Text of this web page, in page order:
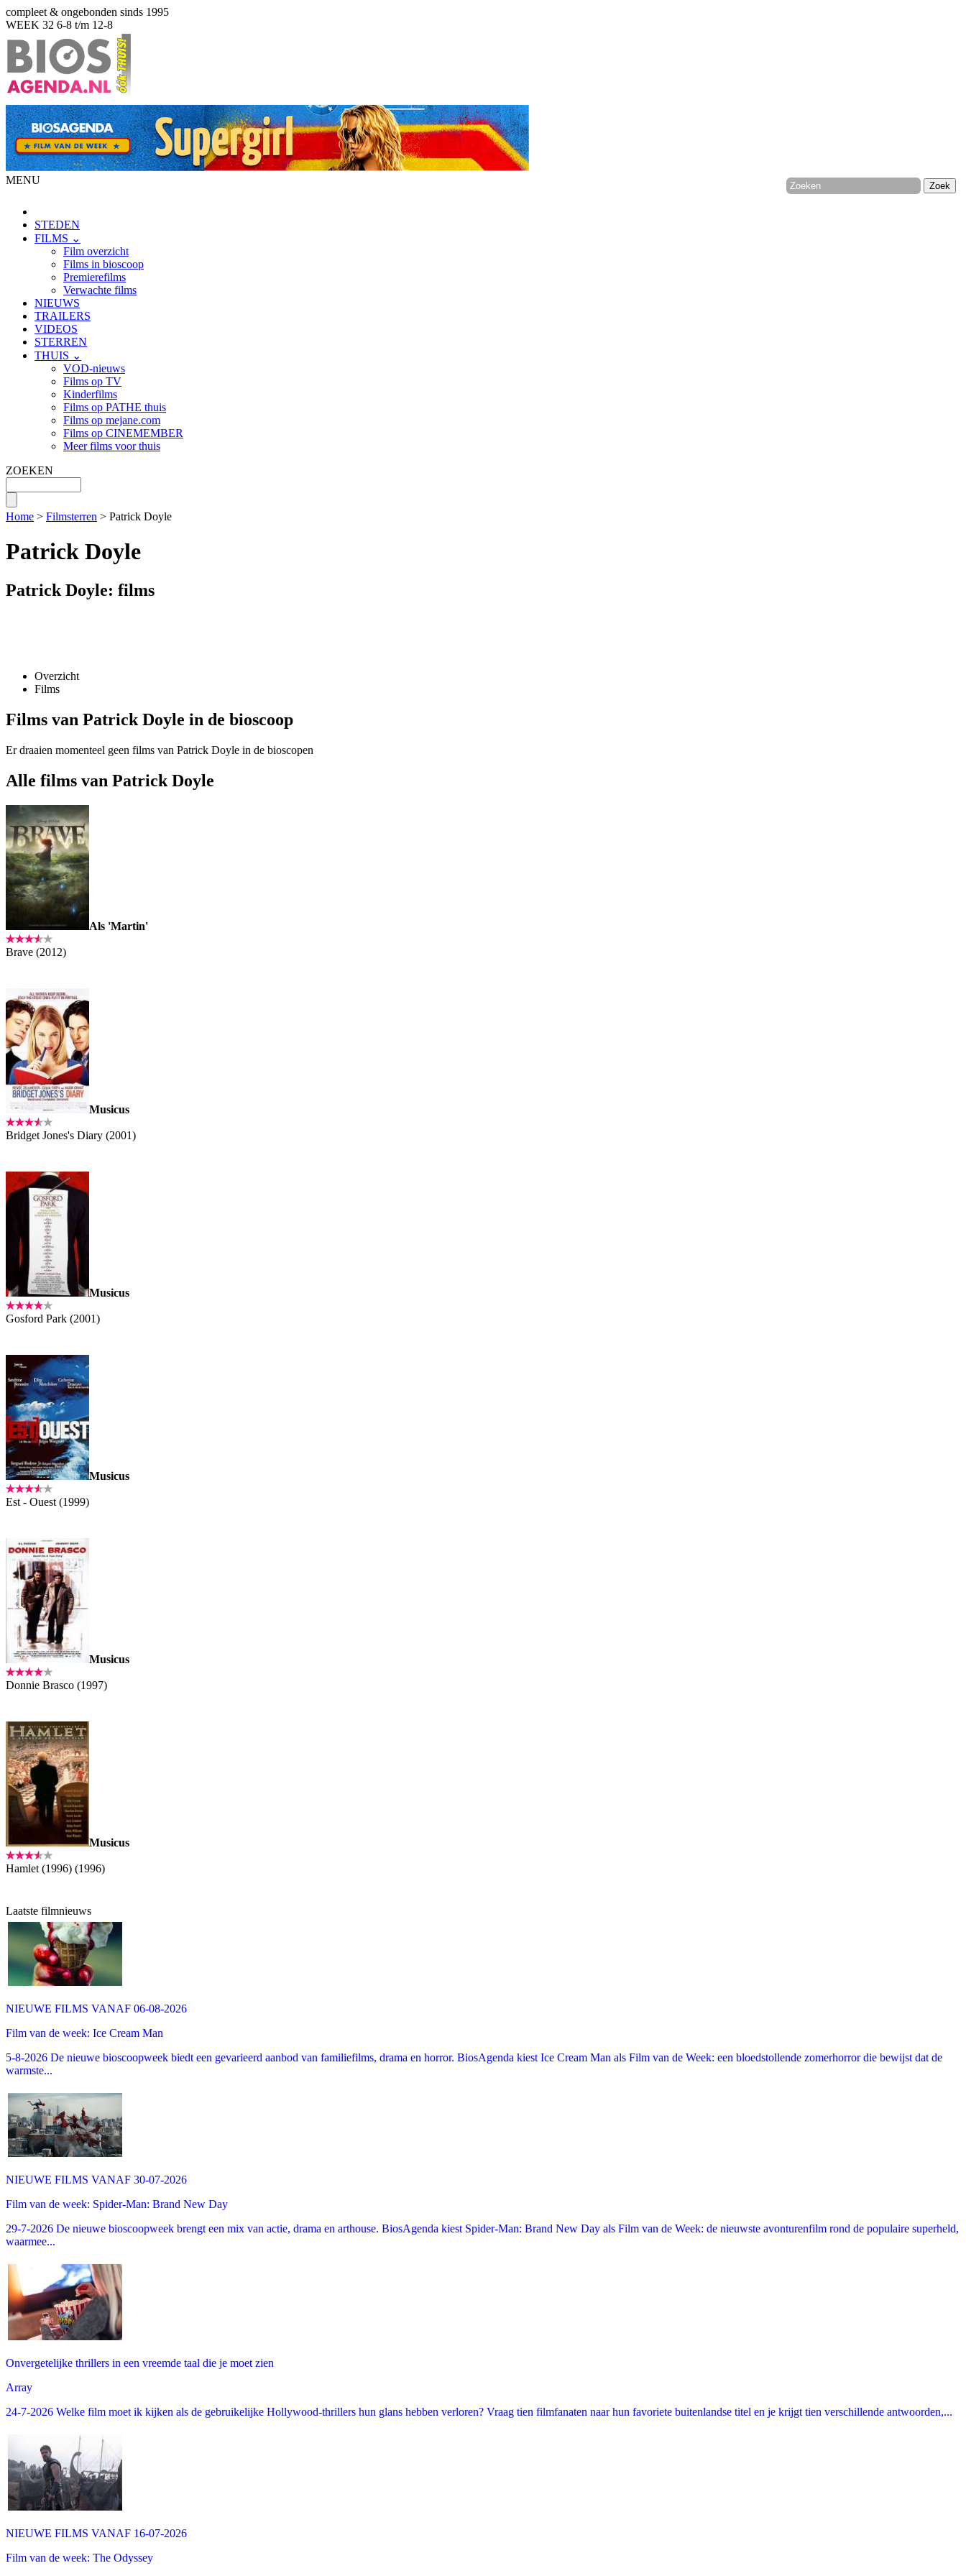
compleet & ongebonden sinds 1995
WEEK 32 6-8 t/m 12-8
MENU
STEDEN
FILMS ⌄
Film overzicht
Films in bioscoop
Premierefilms
Verwachte films
NIEUWS
TRAILERS
VIDEOS
STERREN
THUIS ⌄
VOD-nieuws
Films op TV
Kinderfilms
Films op PATHE thuis
Films op mejane.com
Films op CINEMEMBER
Meer films voor thuis
ZOEKEN
Home > Filmsterren > Patrick Doyle
Patrick Doyle
Patrick Doyle: films
Overzicht
Films
Films van Patrick Doyle in de bioscoop
Er draaien momenteel geen films van Patrick Doyle in de bioscopen
Alle films van Patrick Doyle
Als 'Martin'
Brave (2012)
Musicus
Bridget Jones's Diary (2001)
Musicus
Gosford Park (2001)
Musicus
Est - Ouest (1999)
Musicus
Donnie Brasco (1997)
Musicus
Hamlet (1996) (1996)
Laatste filmnieuws
NIEUWE FILMS VANAF 06-08-2026
Film van de week: Ice Cream Man
5-8-2026 De nieuwe bioscoopweek biedt een gevarieerd aanbod van familiefilms, drama en horror. BiosAgenda kiest Ice Cream Man als Film van de Week: een bloedstollende zomerhorror die bewijst dat de
warmste...
NIEUWE FILMS VANAF 30-07-2026
Film van de week: Spider-Man: Brand New Day
29-7-2026 De nieuwe bioscoopweek brengt een mix van actie, drama en arthouse. BiosAgenda kiest Spider-Man: Brand New Day als Film van de Week: de nieuwste avonturenfilm rond de populaire superheld,
waarmee...
Onvergetelijke thrillers in een vreemde taal die je moet zien
Array
24-7-2026 Welke film moet ik kijken als de gebruikelijke Hollywood-thrillers hun glans hebben verloren? Vraag tien filmfanaten naar hun favoriete buitenlandse titel en je krijgt tien verschillende antwoorden,...
NIEUWE FILMS VANAF 16-07-2026
Film van de week: The Odyssey